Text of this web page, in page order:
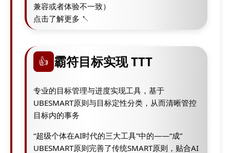
兼容或者体验不一致）
点击了解更多 ↖
👍 霸符目标实现 TTT
专业的目标管理与进度实现工具，基于
UBESMART原则与目标定性分类，从而清晰管控
目标内的事务
“超级个体在AI时代的三大工具”中的——“成”
UBESMART原则完善了传统SMART原则，贴合AI